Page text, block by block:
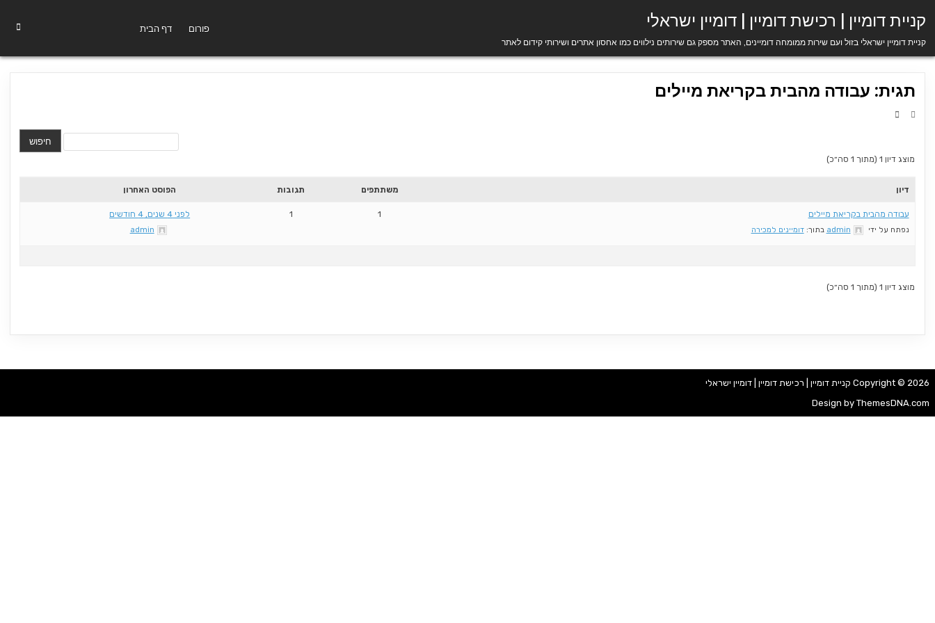
קניית דומיין | רכישת דומיין | דומיין ישראלי
קניית דומיין ישראלי בזול ועם שירות ממומחה דומיינים, האתר מספק גם שירותים נילווים כמו אחסון אתרים ושירותי קידום לאתר
דף הבית פורום
תגית: עבודה מהבית בקריאת מיילים
מוצג דיון 1 (מתוך 1 סה״כ)
דיון משתתפים תגובות הפוסט האחרון
עבודה מהבית בקריאת מיילים
נפתח על ידי admin בתוך:דומיינים למכירה
1
1 לפני 4 שנים, 4 חודשים
admin
מוצג דיון 1 (מתוך 1 סה״כ)
Copyright © 2026 קניית דומיין | רכישת דומיין | דומיין ישראלי
Design by ThemesDNA.com